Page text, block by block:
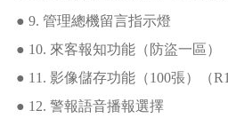
● 9. 管理總機留言指示燈
● 10. 來客報知功能（防盜一區）
● 11. 影像儲存功能（100張）（
● 12. 警報語音播報選擇